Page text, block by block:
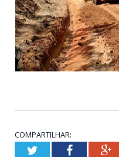
COMPARTILHAR:
TwitterFacebook